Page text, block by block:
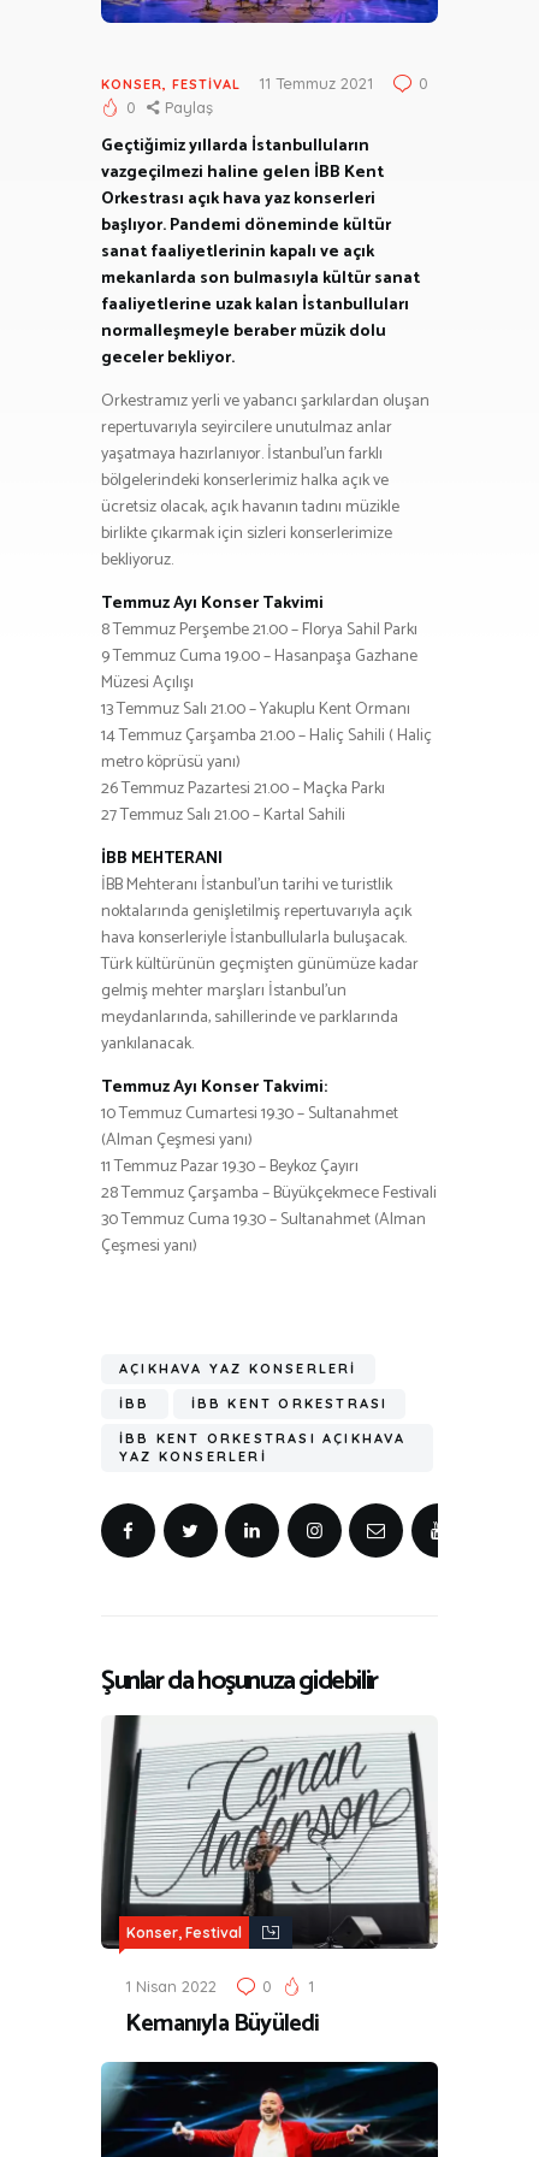
KONSER, FESTIVAL 11 Temmuz 2021
0
0
Paylaş
Geçtiğimiz yıllarda İstanbulluların
vazgeçilmezi haline gelen İBB Kent
Orkestrası açık hava yaz konserleri
başlıyor. Pandemi döneminde kültür
sanat faaliyetlerinin kapalı ve açık
mekanlarda son bulmasıyla kültür sanat
faaliyetlerine uzak kalan İstanbulluları
normalleşmeyle beraber müzik dolu
geceler bekliyor.
Orkestramız yerli ve yabancı şarkılardan oluşan
repertuvarıyla seyircilere unutulmaz anlar
yaşatmaya hazırlanıyor. İstanbul’un farklı
bölgelerindeki konserlerimiz halka açık ve
ücretsiz olacak, açık havanın tadını müzikle
birlikte çıkarmak için sizleri konserlerimize
bekliyoruz.
Temmuz Ayı Konser Takvimi
8 Temmuz Perşembe 21.00 – Florya Sahil Parkı
9 Temmuz Cuma 19.00 – Hasanpaşa Gazhane
Müzesi Açılışı
13 Temmuz Salı 21.00 – Yakuplu Kent Ormanı
14 Temmuz Çarşamba 21.00 – Haliç Sahili ( Haliç
metro köprüsü yanı)
26 Temmuz Pazartesi 21.00 – Maçka Parkı
27 Temmuz Salı 21.00 – Kartal Sahili
İBB MEHTERANI
İBB Mehteranı İstanbul’un tarihi ve turistlik
noktalarında genişletilmiş repertuvarıyla açık
hava konserleriyle İstanbullularla buluşacak.
Türk kültürünün geçmişten günümüze kadar
gelmiş mehter marşları İstanbul’un
meydanlarında, sahillerinde ve parklarında
yankılanacak.
Temmuz Ayı Konser Takvimi:
10 Temmuz Cumartesi 19.30 – Sultanahmet
(Alman Çeşmesi yanı)
11 Temmuz Pazar 19.30 – Beykoz Çayırı
28 Temmuz Çarşamba – Büyükçekmece Festivali
30 Temmuz Cuma 19.30 – Sultanahmet (Alman
Çeşmesi yanı)
AÇIKHAVA YAZ KONSERLERI
IBB İBB KENT ORKESTRASI
İBB KENT ORKESTRASI AÇIKHAVA
YAZ KONSERLERI
Şunlar da hoşunuza gidebilir
Konser, Festival
1 Nisan 2022 0 1
Kemanıyla Büyüledi